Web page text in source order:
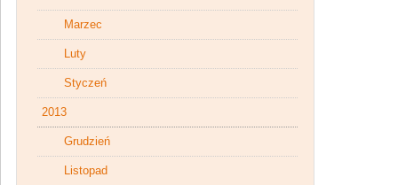
Marzec
Luty
Styczeń
2013
Grudzień
Listopad